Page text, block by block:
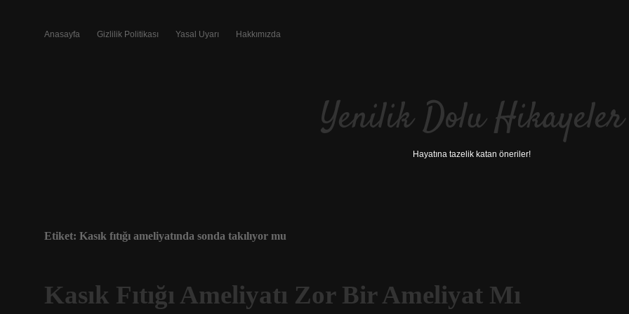
Anasayfa Gizlilik Politikası Yasal Uyarı Hakkımızda
Yenilik Dolu Hikayeler
Hayatına tazelik katan öneriler!
Etiket: Kasık fıtığı ameliyatında sonda takılıyor mu
Kasık Fıtığı Ameliyatı Zor Bir Ameliyat Mı